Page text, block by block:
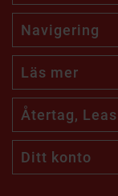
Navigering
Läs mer
Återtag,
Ditt konto